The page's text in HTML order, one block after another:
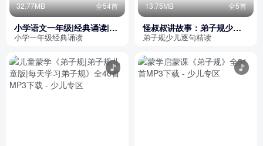
32.77MB 全54首
小学语文一年级|经典诵读|第
一册朗读
小学一年级经典诵读
13.75MB 全5首
怪叔叔讲故事：弟子规少儿
逐句精读高清版（完结）
弟子规少儿逐句精读